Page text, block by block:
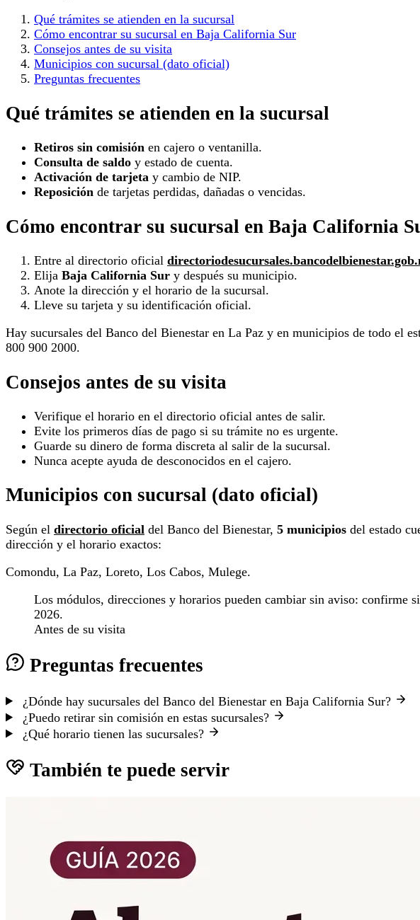
Qué trámites se atienden en la sucursal
Cómo encontrar su sucursal en Baja California Sur
Consejos antes de su visita
Municipios con sucursal (dato oficial)
Preguntas frecuentes
Qué trámites se atienden en la sucursal
Retiros sin comisión en cajero o ventanilla.
Consulta de saldo y estado de cuenta.
Activación de tarjeta y cambio de NIP.
Reposición de tarjetas perdidas, dañadas o vencidas.
Cómo encontrar su sucursal en Baja California
Entre al directorio oficial
Elija Baja California Sur y después su municipio.
Anote la dirección y el horario de la sucursal.
Lleve su tarjeta y su identificación oficial.
Hay sucursales del Banco del Bienestar en La Paz y en municipios de todo el
800 900 2000.
Consejos antes de su visita
Verifique el horario en el directorio oficial antes de salir.
Evite los primeros días de pago si su trámite no es urgente.
Guarde su dinero de forma discreta al salir de la sucursal.
Nunca acepte ayuda de desconocidos en el cajero.
Municipios con sucursal (dato oficial)
Según el directorio oficial del Banco del Bienestar, 5 municipios del estado
dirección y el horario exactos:
Comondu, La Paz, Loreto, Los Cabos, Mulege.
Los módulos, direcciones y horarios pueden cambiar sin aviso: confirme
2026.
Antes de su visita
Preguntas frecuentes
¿Dónde hay sucursales del Banco del Bienestar en Baja California Sur?
¿Puedo retirar sin comisión en estas sucursales?
¿Qué horario tienen las sucursales?
También te puede servir